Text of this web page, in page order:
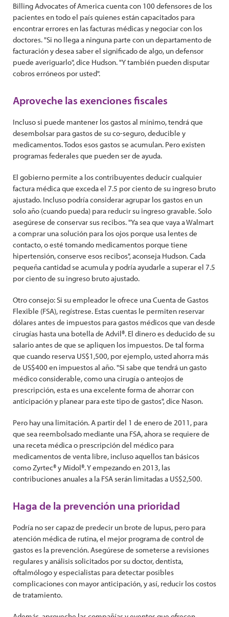
Billing Advocates of America cuenta con 100 defensores de los
pacientes en todo el país quienes están capacitados para
encontrar errores en las facturas médicas y negociar con los
doctores. "Si no llega a ninguna parte con un departamento de
facturación y desea saber el significado de algo, un defensor
puede averiguarlo", dice Hudson. "Y también pueden disputar
cobros erróneos por usted".
Aproveche las exenciones fiscales
Incluso si puede mantener los gastos al mínimo, tendrá que
desembolsar para gastos de su co-seguro, deducible y
medicamentos. Todos esos gastos se acumulan. Pero existen
programas federales que pueden ser de ayuda.
El gobierno permite a los contribuyentes deducir cualquier
factura médica que exceda el 7.5 por ciento de su ingreso bruto
ajustado. Incluso podría considerar agrupar los gastos en un
solo año (cuando pueda) para reducir su ingreso gravable. Solo
asegúrese de conservar sus recibos. "Ya sea que vaya a Walmart
a comprar una solución para los ojos porque usa lentes de
contacto, o esté tomando medicamentos porque tiene
hipertensión, conserve esos recibos", aconseja Hudson. Cada
pequeña cantidad se acumula y podría ayudarle a superar el 7.5
por ciento de su ingreso bruto ajustado.
Otro consejo: Si su empleador le ofrece una Cuenta de Gastos
Flexible (FSA), regístrese. Estas cuentas le permiten reservar
dólares antes de impuestos para gastos médicos que van desde
cirugías hasta una botella de Advil®. El dinero es deducido de su
salario antes de que se apliquen los impuestos. De tal forma
que cuando reserva US$1,500, por ejemplo, usted ahorra más
de US$400 en impuestos al año. "Si sabe que tendrá un gasto
médico considerable, como una cirugía o anteojos de
prescripción, esta es una excelente forma de ahorrar con
anticipación y planear para este tipo de gastos", dice Nason.
Pero hay una limitación. A partir del 1 de enero de 2011, para
que sea reembolsado mediante una FSA, ahora se requiere de
una receta médica o prescripción del médico para
medicamentos de venta libre, incluso aquellos tan básicos
como Zyrtec® y Midol®. Y empezando en 2013, las
contribuciones anuales a la FSA serán limitadas a US$2,500.
Haga de la prevención una prioridad
Podría no ser capaz de predecir un brote de lupus, pero para
atención médica de rutina, el mejor programa de control de
gastos es la prevención. Asegúrese de someterse a revisiones
regulares y análisis solicitados por su doctor, dentista,
oftalmólogo y especialistas para detectar posibles
complicaciones con mayor anticipación, y así, reducir los costos
de tratamiento.